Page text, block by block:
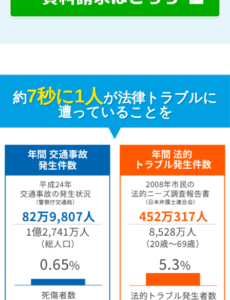
約7秒に1人が法律トラブルに
遭っていることを